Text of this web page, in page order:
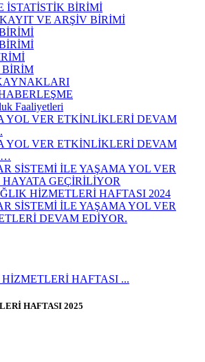
İSTATİSTİK BİRİMİ
VE ARŞİV BİRİMİ
Faaliyetleri
YOL VER ETKİNLİKLERİ DEVAM
YOL VER ETKİNLİKLERİ DEVAM
SİSTEMİ İLE YAŞAMA YOL VER
HAYATA GEÇİRİLİYOR
HİZMETLERİ HAFTASI 2024
SİSTEMİ İLE YAŞAMA YOL VER
DEVAM EDİYOR.
HAFTASI ...
HAFTASI 2025